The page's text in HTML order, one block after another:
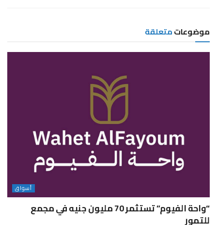
موضوعاتمتعلقة
أسواق
“واحة الفيوم” تستثمر 70 مليون جنيه في مجمع
للتمور